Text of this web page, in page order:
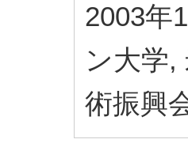
2003年
ン大学
術振興